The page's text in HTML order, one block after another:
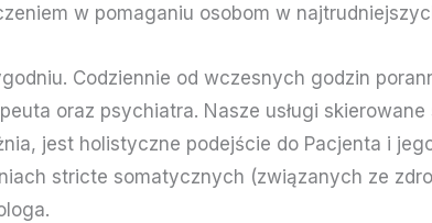
w pomaganiu osobom w
Codziennie od wczesnych godzin
oraz psychiatra. Nasze usługi
jest holistyczne podejście do Pacjenta i
stricte somatycznych (związanych ze